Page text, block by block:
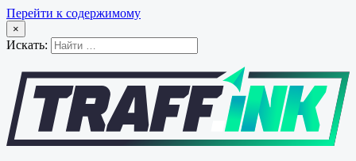
Перейти к содержимому
×
Искать: